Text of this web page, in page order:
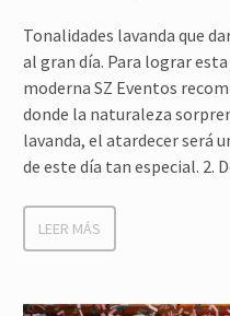
Tonalidades lavanda que
al gran día. Para lograr
moderna SZ Eventos
donde la naturaleza
lavanda, el atardecer será
de este día tan especial. 2.
LEER MÁS